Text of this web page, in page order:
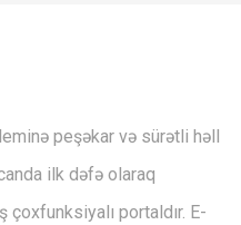
peşəkar və sürətli həll
ilk dəfə olaraq
çoxfunksiyalı portaldır. E-